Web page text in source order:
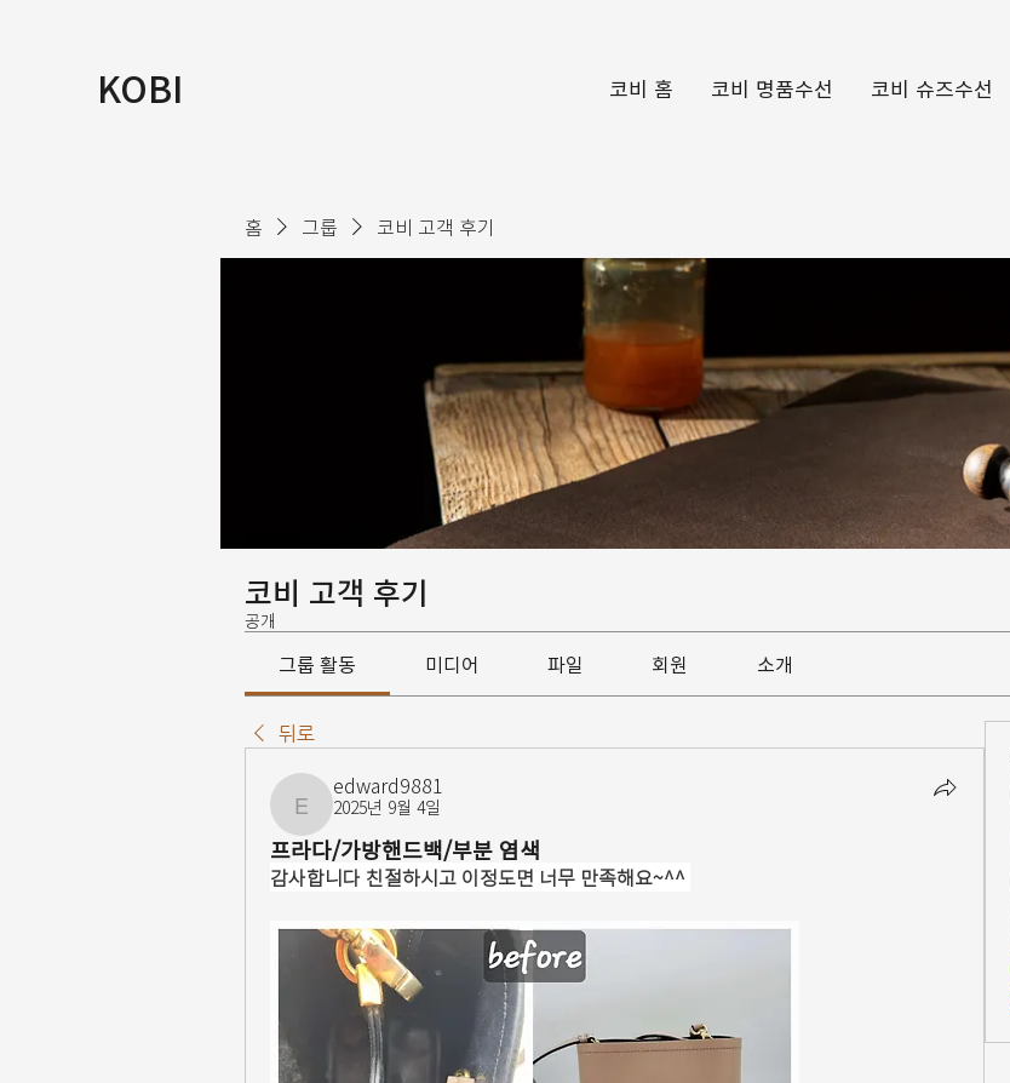
KOBI 코비 홈 코비 명품수선 코비 슈즈수선
홈 그룹 코비 고객 후기
코비 고객 후기
공개
그룹 활동 미디어 파일 회원 소개
뒤로
edward9881
edward9881
2025년 9월 4일
프라다/가방핸드백/부분 염색
감사합니다 친절하시고 이정도면 너무 만족해요~^^